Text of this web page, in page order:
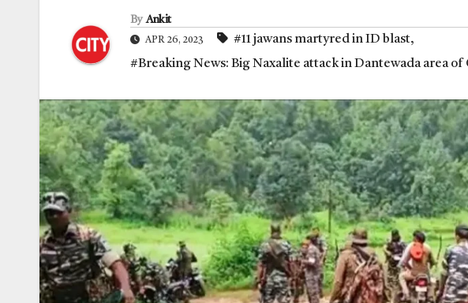
By Ankit
APR 26, 2023 #11 jawans martyred in ID blast,
#Breaking News: Big Naxalite attack in Dantewada area